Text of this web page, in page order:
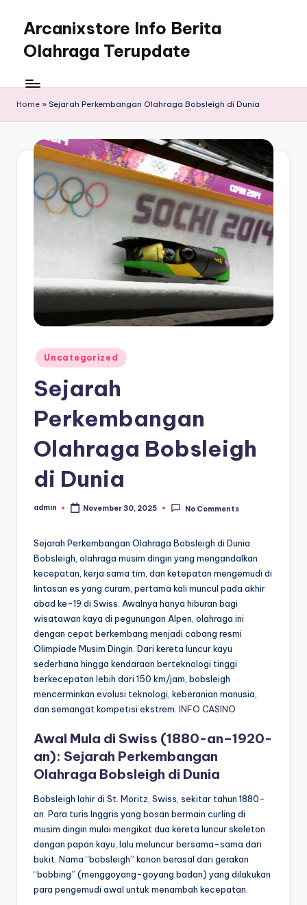
content
Arcanixstore Info Berita
Olahraga Terupdate
Home » Sejarah Perkembangan Olahraga Bobsleigh di Dunia
Posted
in
Uncategorized
Sejarah
Perkembangan
Olahraga Bobsleigh
di Dunia
Posted
admin November 30, 2025 No Comments
Sejarah Perkembangan Olahraga Bobsleigh di Dunia.
Bobsleigh, olahraga musim dingin yang mengandalkan
kecepatan, kerja sama tim, dan ketepatan mengemudi di
lintasan es yang curam, pertama kali muncul pada akhir
abad ke-19 di Swiss. Awalnya hanya hiburan bagi
wisatawan kaya di pegunungan Alpen, olahraga ini
dengan cepat berkembang menjadi cabang resmi
Olimpiade Musim Dingin. Dari kereta luncur kayu
sederhana hingga kendaraan berteknologi tinggi
berkecepatan lebih dari 150 km/jam, bobsleigh
mencerminkan evolusi teknologi, keberanian manusia,
dan semangat kompetisi ekstrem. INFO CASINO
Awal Mula di Swiss (1880-an–1920-
an): Sejarah Perkembangan
Olahraga Bobsleigh di Dunia
Bobsleigh lahir di St. Moritz, Swiss, sekitar tahun 1880-
an. Para turis Inggris yang bosan bermain curling di
musim dingin mulai mengikat dua kereta luncur skeleton
dengan papan kayu, lalu meluncur bersama-sama dari
bukit. Nama “bobsleigh” konon berasal dari gerakan
“bobbing” (menggoyang-goyang badan) yang dilakukan
para pengemudi awal untuk menambah kecepatan.